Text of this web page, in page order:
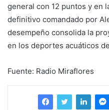
general con 12 puntos y en
definitivo comandado por
desempeño consolida la
en los deportes acuáticos
Fuente: Radio Miraflores